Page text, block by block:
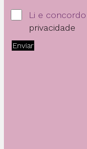
Li e
privacidade
Enviar